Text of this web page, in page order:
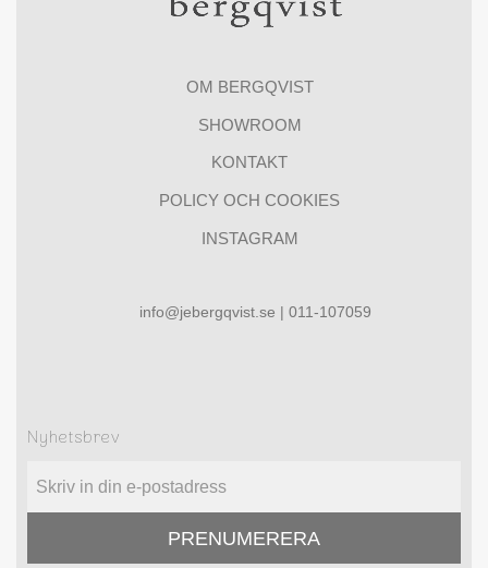
OM BERGQVIST
SHOWROOM
KONTAKT
POLICY OCH COOKIES
INSTAGRAM
info@jebergqvist.se | 011-107059
Nyhetsbrev
PRENUMERERA